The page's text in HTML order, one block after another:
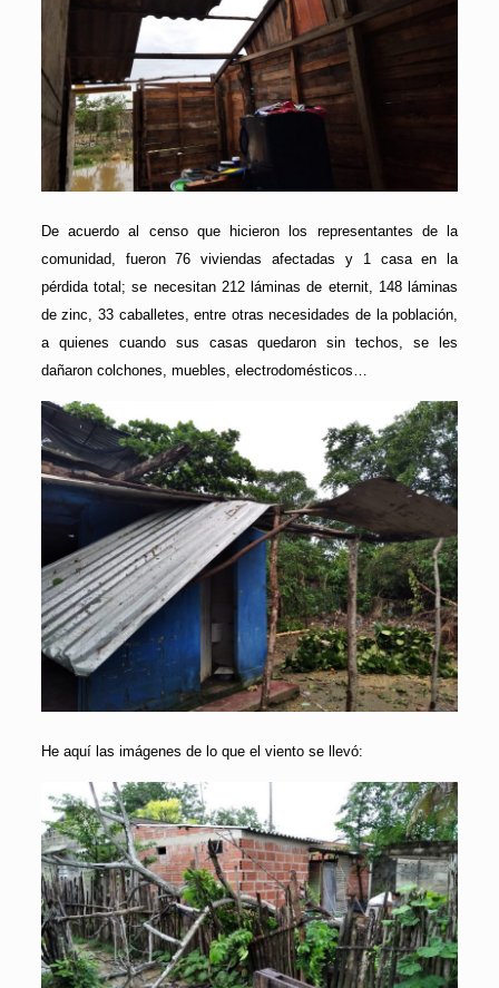
De acuerdo al censo que hicieron los representantes de la
comunidad, fueron 76 viviendas afectadas y 1 casa en la
pérdida total; se necesitan 212 láminas de eternit, 148 láminas
de zinc, 33 caballetes, entre otras necesidades de la población,
a quienes cuando sus casas quedaron sin techos, se les
dañaron colchones, muebles, electrodomésticos…
He aquí las imágenes de lo que el viento se llevó: